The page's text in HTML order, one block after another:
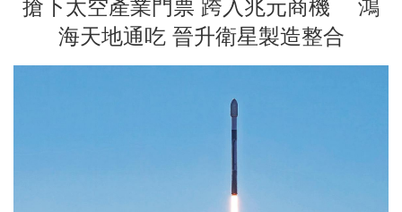
搶下太空產業門票 跨入兆元商機 鴻
海天地通吃 晉升衛星製造整合